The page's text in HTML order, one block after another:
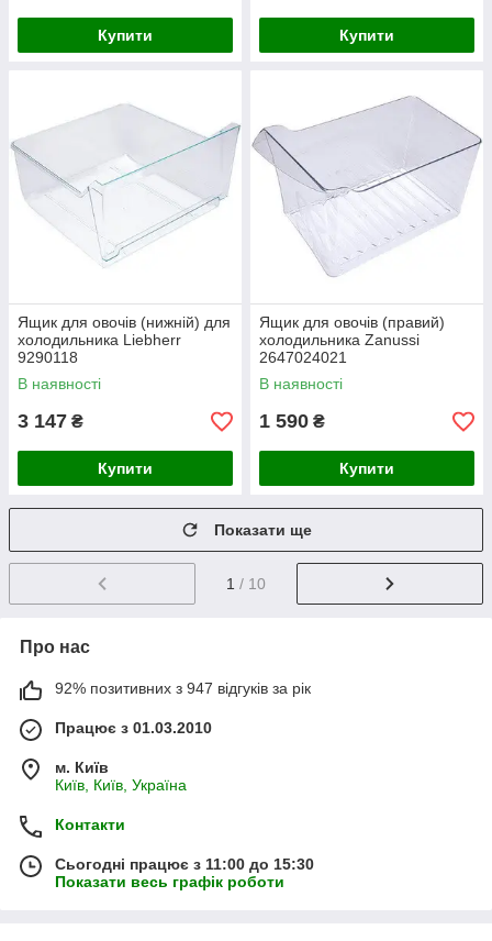
Купити Купити
Ящик для овочів (нижній) для
холодильника Liebherr
9290118
В наявності
3 147 ₴
Купити
Ящик для овочів (правий)
холодильника Zanussi
2647024021
В наявності
1 590 ₴
Купити
Показати ще
1 / 10
Про нас
92% позитивних з 947 відгуків за рік
Працює з 01.03.2010
м. Київ
Київ, Київ, Україна
Контакти
Сьогодні працює з 11:00 до 15:30
Показати весь графік роботи